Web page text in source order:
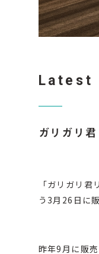
Latest
ガリガリ
「ガリガリ君
う3月26日に
昨年9月に販